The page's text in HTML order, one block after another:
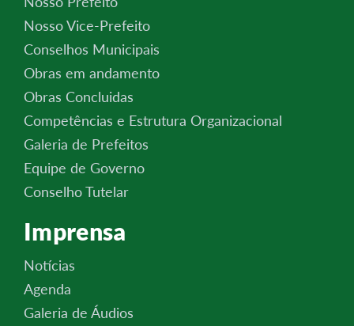
Nosso Vice-Prefeito
Conselhos Municipais
Obras em andamento
Obras Concluidas
Competências e Estrutura Organizacional
Galeria de Prefeitos
Equipe de Governo
Conselho Tutelar
Imprensa
Notícias
Agenda
Galeria de Áudios